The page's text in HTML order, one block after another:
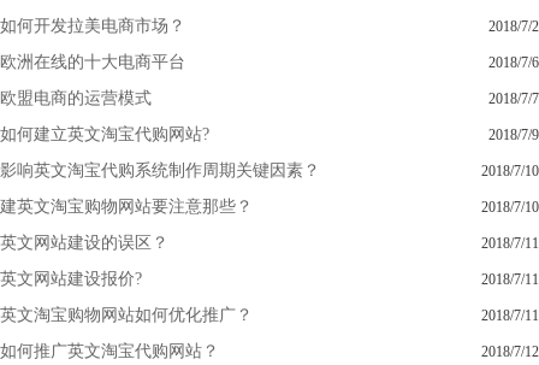
如何开发拉美电商市场？ 2018/7/2
欧洲在线的十大电商平台 2018/7/6
欧盟电商的运营模式 2018/7/7
如何建立英文淘宝代购网站? 2018/7/9
影响英文淘宝代购系统制作周期关键因素？ 2018/7/10
建英文淘宝购物网站要注意那些？ 2018/7/10
英文网站建设的误区？ 2018/7/11
英文网站建设报价? 2018/7/11
英文淘宝购物网站如何优化推广？ 2018/7/11
如何推广英文淘宝代购网站？ 2018/7/12